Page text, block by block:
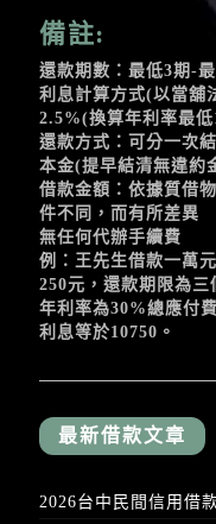
備註:
還款期數：最低3期-
利息計算方式(以當舖
2.5%(換算年利率最
還款方式：可分一次
本金(提早結清無違約
借款金額：依據質借
件不同，而有所差異
無任何代辦手續費
例：王先生借款一萬
250元，還款期限為三
年利率為30%總應付
利息等於10750。
最新借款文章
2026台中民間信用借